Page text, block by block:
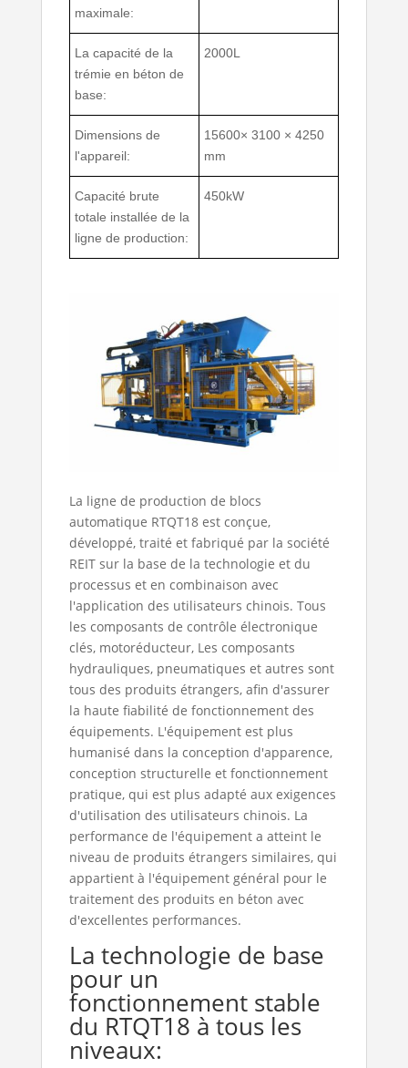
maximale:
La capacité de la
trémie en béton de
base:
2000L
Dimensions de
l'appareil:
15600× 3100 × 4250
mm
Capacité brute
totale installée de la
ligne de production:
450kW
La ligne de production de blocs
automatique RTQT18 est conçue,
développé, traité et fabriqué par la société
REIT sur la base de la technologie et du
processus et en combinaison avec
l'application des utilisateurs chinois. Tous
les composants de contrôle électronique
clés, motoréducteur, Les composants
hydrauliques, pneumatiques et autres sont
tous des produits étrangers, afin d'assurer
la haute fiabilité de fonctionnement des
équipements. L'équipement est plus
humanisé dans la conception d'apparence,
conception structurelle et fonctionnement
pratique, qui est plus adapté aux exigences
d'utilisation des utilisateurs chinois. La
performance de l'équipement a atteint le
niveau de produits étrangers similaires, qui
appartient à l'équipement général pour le
traitement des produits en béton avec
d'excellentes performances.
La technologie de base
pour un
fonctionnement stable
du RTQT18 à tous les
niveaux: